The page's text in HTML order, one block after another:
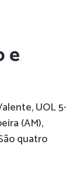
e
UOL
(AM),
quatro